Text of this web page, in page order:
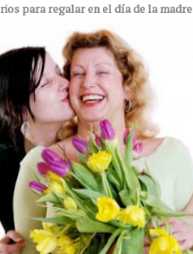
para regalar en el día de la madre